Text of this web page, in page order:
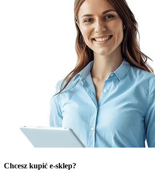
Chcesz kupić e-sklep?